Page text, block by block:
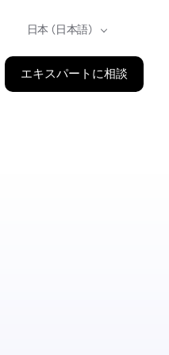
エキスパートに相談